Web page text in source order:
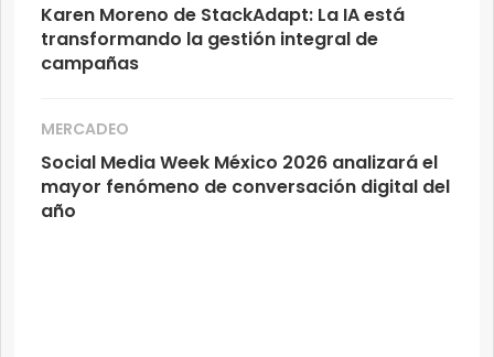
Karen Moreno de StackAdapt: La IA está
transformando la gestión integral de
campañas
MERCADEO
Social Media Week México 2026 analizará el
mayor fenómeno de conversación digital del
año